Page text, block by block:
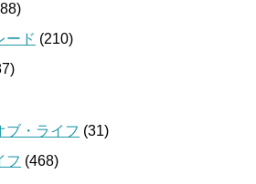
ード (210)
ブ・ライフ (31)
フ (468)